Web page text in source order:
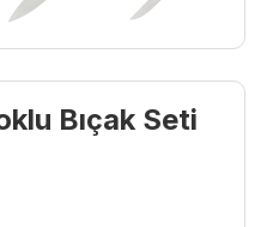
Bıçak Seti